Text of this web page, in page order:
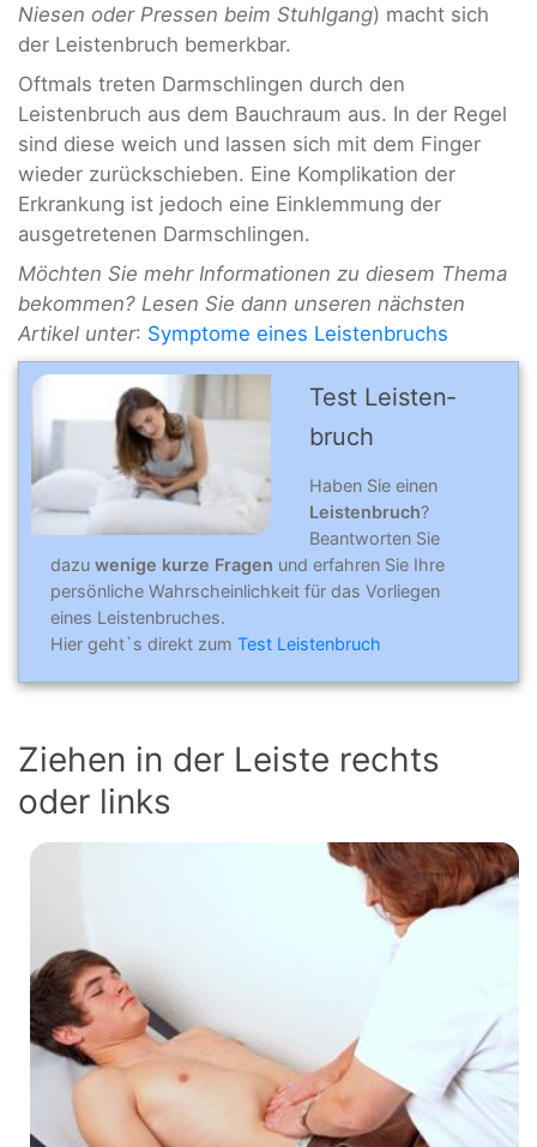
Niesen oder Pressen beim Stuhlgang) macht sich
der Leistenbruch bemerkbar.
Oftmals treten Darmschlingen durch den
Leistenbruch aus dem Bauchraum aus. In der Regel
sind diese weich und lassen sich mit dem Finger
wieder zurückschieben. Eine Komplikation der
Erkrankung ist jedoch eine Einklemmung der
ausgetretenen Darmschlingen.
Möchten Sie mehr Informationen zu diesem Thema
bekommen? Lesen Sie dann unseren nächsten
Artikel unter: Symptome eines Leistenbruchs
Test Leisten­
bruch
Haben Sie einen
Leistenbruch?
Beantworten Sie
dazu wenige kurze Fragen und erfahren Sie Ihre
persönliche Wahrscheinlichkeit für das Vorliegen
eines Leistenbruches.
Hier geht`s direkt zum Test Leistenbruch
Ziehen in der Leiste rechts
oder links